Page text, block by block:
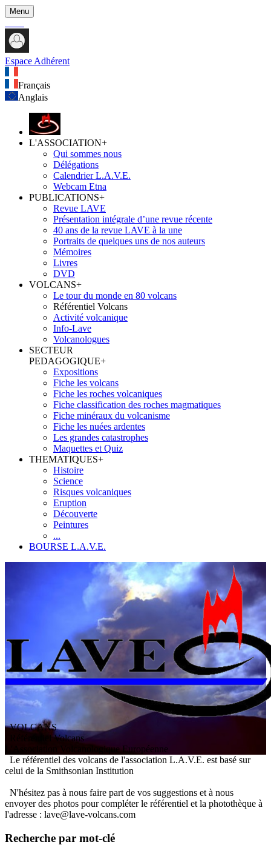
Menu
Espace Adhérent
Français
Anglais
L'ASSOCIATION+
Qui sommes nous
Délégations
Calendrier L.A.V.E.
Webcam Etna
PUBLICATIONS+
Revue LAVE
Présentation intégrale d’une revue récente
40 ans de la revue LAVE à la une
Portraits de quelques uns de nos auteurs
Mémoires
Livres
DVD
VOLCANS+
Le tour du monde en 80 volcans
Référentiel Volcans
Activité volcanique
Info-Lave
Volcanologues
SECTEUR
PEDAGOGIQUE+
Expositions
Fiche les volcans
Fiche les roches volcaniques
Fiche classification des roches magmatiques
Fiche minéraux du volcanisme
Fiche les nuées ardentes
Les grandes catastrophes
Maquettes et Quiz
THEMATIQUES+
Histoire
Science
Risques volcaniques
Eruption
Découverte
Peintures
...
BOURSE L.A.V.E.
VOLCANS
/ Référentiel Volcans
ssociation V olcanologiqueEuropéenne
Le référentiel des volcans de l'association L.A.V.E. est basé sur
celui de la Smithsonian Institution
N'hésitez pas à nous faire part de vos suggestions et à nous
envoyer des photos pour compléter le référentiel et la photothèque à
l'adresse : lave@lave-volcans.com
Recherche par mot-clé